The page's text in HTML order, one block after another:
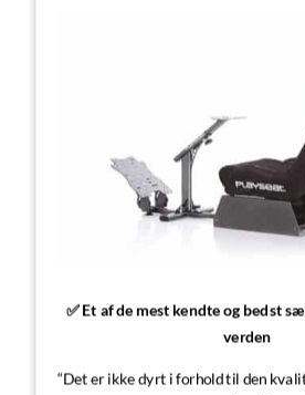
✅ Et af de mest kendte og bedst
verden
“Det er ikke dyrt i forhold til den